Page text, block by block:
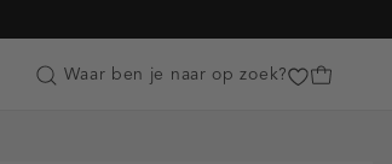
Customer Care
Waar ben je naar op zoek?